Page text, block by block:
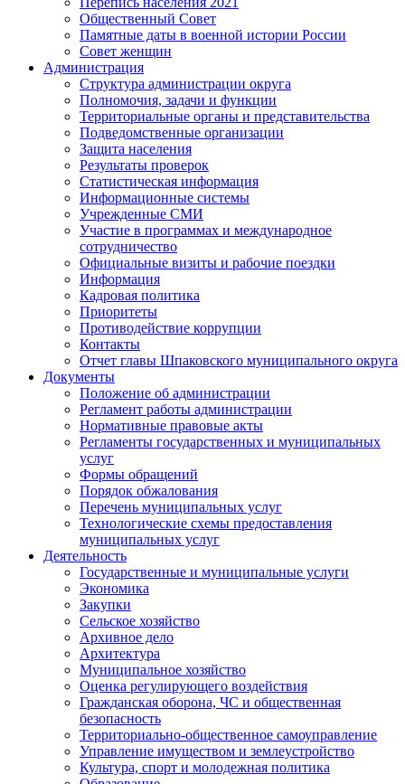
Общественный Совет
Памятные даты в военной истории России
Совет женщин
Администрация
Структура администрации округа
Полномочия, задачи и функции
Территориальные органы и представительства
Подведомственные организации
Защита населения
Результаты проверок
Статистическая информация
Информационные системы
Учрежденные СМИ
Участие в программах и международное
сотрудничество
Официальные визиты и рабочие поездки
Информация
Кадровая политика
Приоритеты
Противодействие коррупции
Контакты
Отчет главы Шпаковского муниципального округа
Документы
Положение об администрации
Регламент работы администрации
Нормативные правовые акты
Регламенты государственных и муниципальных
услуг
Формы обращений
Порядок обжалования
Перечень муниципальных услуг
Технологические схемы предоставления
муниципальных услуг
Деятельность
Государственные и муниципальные услуги
Экономика
Закупки
Сельское хозяйство
Архивное дело
Архитектура
Муниципальное хозяйство
Оценка регулирующего воздействия
Гражданская оборона, ЧС и общественная
безопасность
Территориально-общественное самоуправление
Управление имуществом и землеустройство
Культура, спорт и молодежная политика